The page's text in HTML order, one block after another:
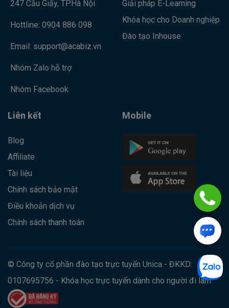
247 Cầu Giấy, TP.Hà Nội
Hottline: 0904 886 098
Email: support@acabiz.vn
Nhóm Zalo hỗ trợ
Nhóm Facebook
Giải pháp E-Learning
Khóa học cho Doanh nghiệp
Đào tạo Inhouse
Liên kết
Blog
Affiliate
Tài liệu
Chính sách bảo mật
Điều khoản dịch vụ
Chính sách thanh toán
Mobile
© Công ty cổ phần đào tạo trực tuyến Unica - ĐKKD:
0107695756 - Khóa học trực tuyến dành cho người đi làm